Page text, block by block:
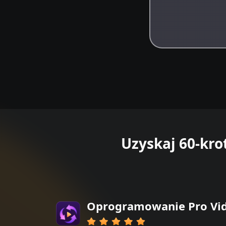
Uzyskaj 60-
Oprogramowanie Pro